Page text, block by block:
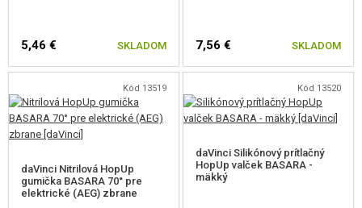
nedochádzalo k zaduseniu zbrane. Odporúčame značky ako
Madbull ,G&G
BLS. Rovnako je dôležité hlaveň vo vnútri čistiť od nečistôt!
5,46 € SKLADOM 7,56 € SKLADOM
Kód 13519
daVinci Nitrilová HopUp
gumička BASARA 70° pre
elektrické (AEG) zbrane
Kód 13520
daVinci Silikónový prítlačný
HopUp valček BASARA -
mäkký